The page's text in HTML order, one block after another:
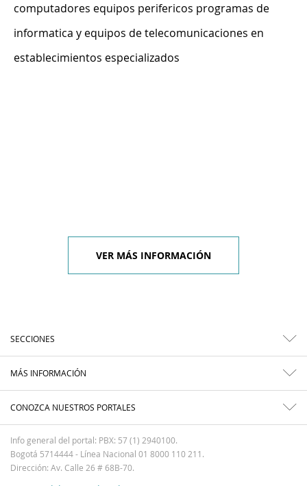
computadores equipos perifericos programas de
informatica y equipos de telecomunicaciones en
establecimientos especializados
VER MÁS INFORMACIÓN
SECCIONES
MÁS INFORMACIÓN
CONOZCA NUESTROS PORTALES
Info general del portal: PBX: 57 (1) 2940100.
Bogotá 5714444 - Línea Nacional 01 8000 110 211.
Dirección: Av. Calle 26 # 68B-70.